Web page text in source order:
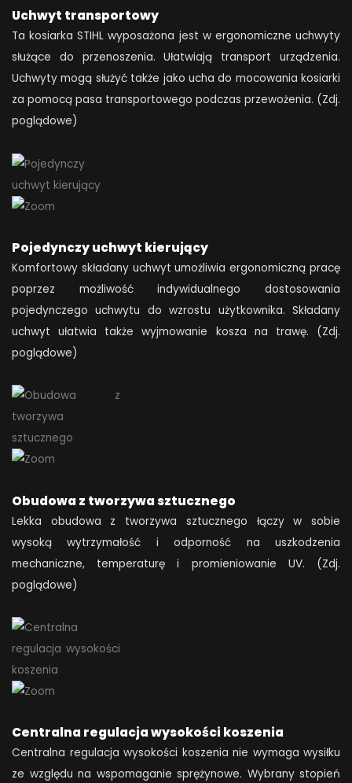
Uchwyt transportowy
Ta kosiarka STIHL wyposażona jest w ergonomiczne uchwyty
służące do przenoszenia. Ułatwiają transport urządzenia.
Uchwyty mogą służyć także jako ucha do mocowania kosiarki
za pomocą pasa transportowego podczas przewożenia. (Zdj.
poglądowe)
Pojedynczy uchwyt kierujący
Komfortowy składany uchwyt umożliwia ergonomiczną pracę
poprzez możliwość indywidualnego dostosowania
pojedynczego uchwytu do wzrostu użytkownika. Składany
uchwyt ułatwia także wyjmowanie kosza na trawę. (Zdj.
poglądowe)
Obudowa z tworzywa sztucznego
Lekka obudowa z tworzywa sztucznego łączy w sobie
wysoką wytrzymałość i odporność na uszkodzenia
mechaniczne, temperaturę i promieniowanie UV. (Zdj.
poglądowe)
Centralna regulacja wysokości koszenia
Centralna regulacja wysokości koszenia nie wymaga wysiłku
ze względu na wspomaganie sprężynowe. Wybrany stopień